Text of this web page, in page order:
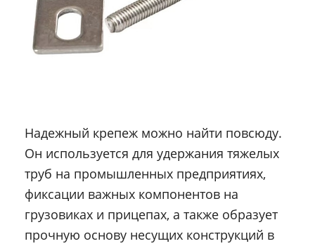
Надежный крепеж можно найти повсюду.
Он используется для удержания тяжелых
труб на промышленных предприятиях,
фиксации важных компонентов на
грузовиках и прицепах, а также образует
прочную основу несущих конструкций в